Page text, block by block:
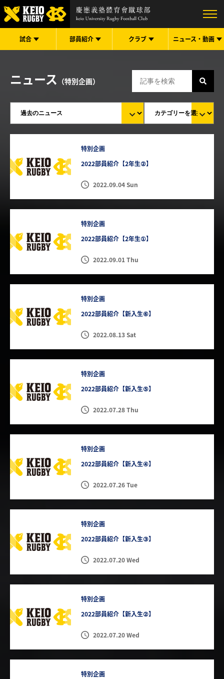
試合 部員紹介 クラブ ニュース・ 動画
ニュース （特別企画）
特別企画
2022部員紹介【2年生②】
2022.09.04 Sun
特別企画
2022部員紹介【2年生①】
2022.09.01 Thu
特別企画
2022部員紹介【新入生⑥】
2022.08.13 Sat
特別企画
2022部員紹介【新入生⑤】
2022.07.28 Thu
特別企画
2022部員紹介【新入生④】
2022.07.26 Tue
特別企画
2022部員紹介【新入生③】
2022.07.20 Wed
特別企画
2022部員紹介【新入生②】
2022.07.20 Wed
特別企画